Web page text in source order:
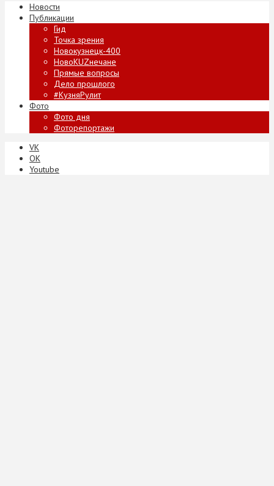
Новости
Публикации
Гид
Точка зрения
Новокузнецк-400
НовоKUZнечане
Прямые вопросы
Дело прошлого
#КузняРулит
Фото
Фото дня
Фоторепортажи
VK
ОК
Youtube